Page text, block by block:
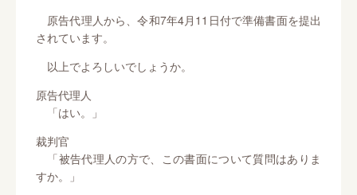
原告代理人から、令和7年4月11日付で準備書面を提出
されています。
以上でよろしいでしょうか。
原告代理人
「はい。」
裁判官
「被告代理人の方で、この書面について質問はありま
すか。」